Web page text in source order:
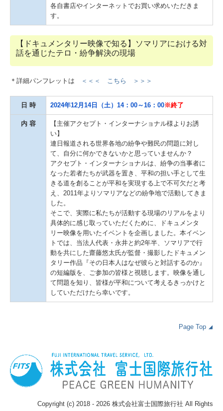
各自書店やインターネットでお買い求めいただきま
す。
【ドキュメンタリー映像で知る】
ソマリアにおける対
話を通じたテロ・紛争解決の現場
＊詳細パンフレットは ＜＜＜ こちら ＞＞＞
日 時 2024年12月14日（土） 14：00～16：00※終了
内 容
【主催アクセプト・インターナショナル様よりお誘
い】
連日報道される世界各地の紛争や難民の問題に対し
て、自分に何かできないかと思っていませんか？
アクセプト・インターナショナルは、紛争の当事者に
なった若者たちが武器を置き、平和の担い手として生
きる道を創ることが平和を実現する上で不可欠だと考
え、2011年よりソマリアなどの紛争地で活動してきま
した。
そこで、実際に私たちが活動する現場のリアルをより
具体的に感じ取っていただくために、ドキュメンタ
リー映像を用いたイベントを企画しました。本イベン
トでは、当法人代表・永井と約2年半、ソマリアで行
動を共にした齋藤悠太氏が監督・撮影したドキュメン
タリー作品『その日本人はなぜ彼らと対話するのか』
の短編版を、ご参加の皆様と視聴します。映像を通し
て問題を知り、皆様が平和について考えるきっかけと
していただけたら幸いです。
Page Top ◢
Copyright (c) 2018 - 2026 株式会社富士国際旅行社 All Rights